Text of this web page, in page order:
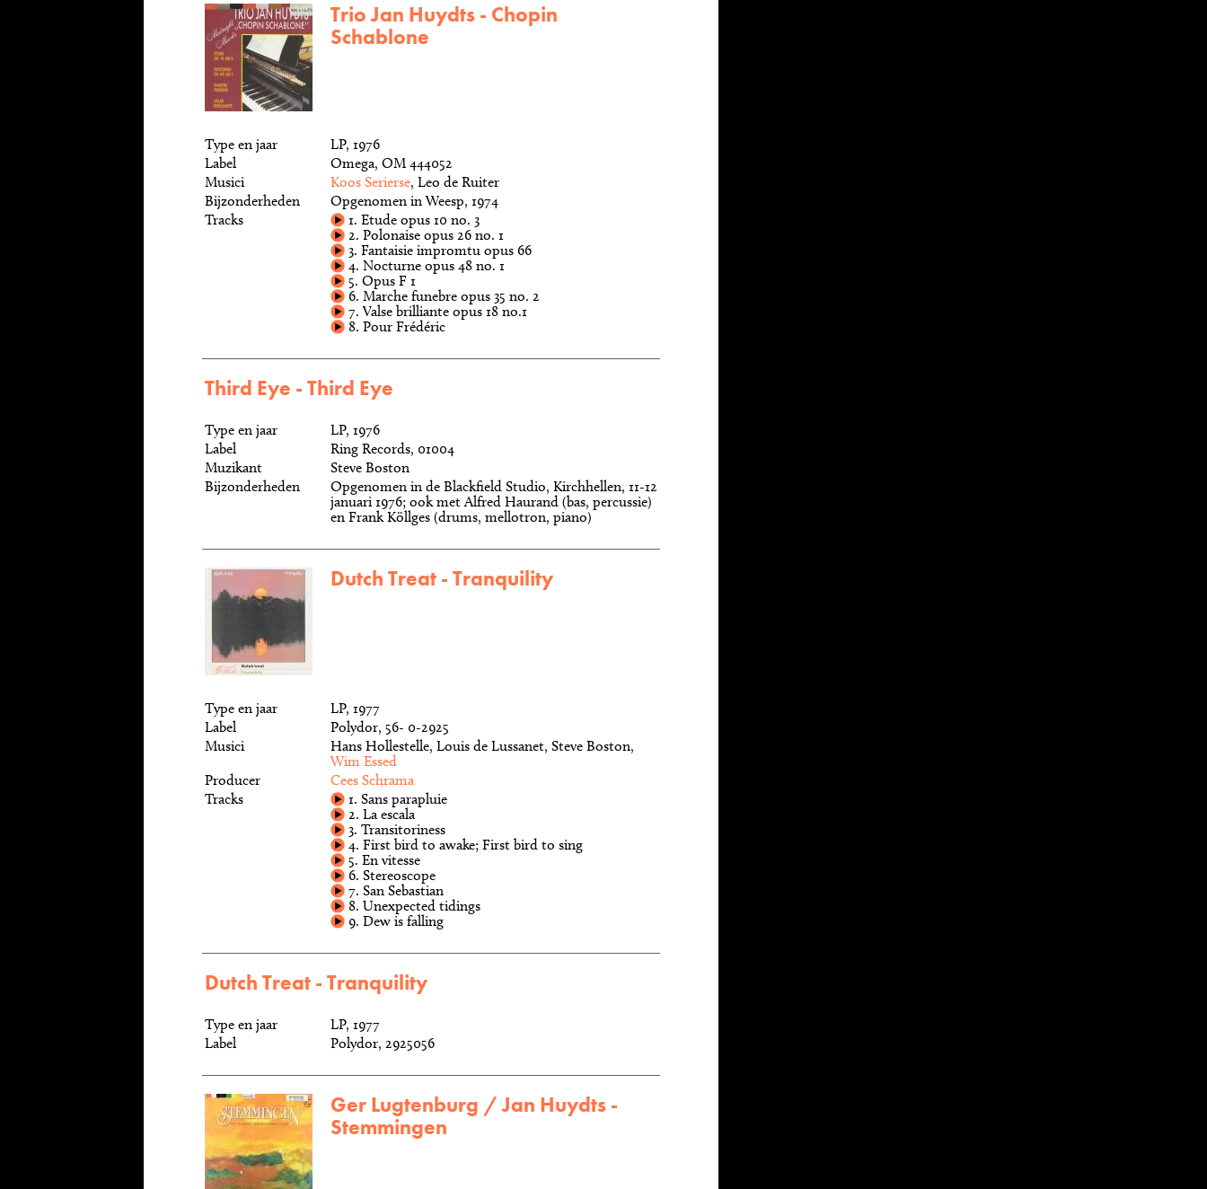
Trio Jan Huydts - Chopin
Schablone
Type en jaar
LP, 1976
Label
Omega, OM 444052
Musici
Koos Serierse, Leo de Ruiter
Bijzonderheden
Opgenomen in Weesp, 1974
Tracks
1. Etude opus 10 no. 3
2. Polonaise opus 26 no. 1
3. Fantaisie impromtu opus 66
4. Nocturne opus 48 no. 1
5. Opus F 1
6. Marche funebre opus 35 no. 2
7. Valse brilliante opus 18 no.1
8. Pour Frédéric
Third Eye - Third Eye
Type en jaar
LP, 1976
Label
Ring Records, 01004
Muzikant
Steve Boston
Bijzonderheden
Opgenomen in de Blackfield Studio, Kirchhellen, 11-12
januari 1976; ook met Alfred Haurand (bas, percussie)
en Frank Köllges (drums, mellotron, piano)
Dutch Treat - Tranquility
Type en jaar
LP, 1977
Label
Polydor, 56- 0-2925
Musici
Hans Hollestelle, Louis de Lussanet, Steve Boston,
Wim Essed
Producer
Cees Schrama
Tracks
1. Sans parapluie
2. La escala
3. Transitoriness
4. First bird to awake; First bird to sing
5. En vitesse
6. Stereoscope
7. San Sebastian
8. Unexpected tidings
9. Dew is falling
Dutch Treat - Tranquility
Type en jaar
LP, 1977
Label
Polydor, 2925056
Ger Lugtenburg / Jan Huydts -
Stemmingen